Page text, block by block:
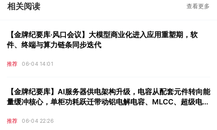
相关阅读 查看更多
【金牌纪要库·风口会议】大模型商业化进入应用重塑期，软
件、终端与算力链条同步迭代
推荐 06-04 14:01
【金牌纪要库】AI服务器供电架构升级，电容从配套元件转向能
量缓冲核心，单柜功耗跃迁带动铝电解电容、MLCC、超级电容
推荐 06-04 22:26